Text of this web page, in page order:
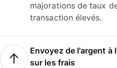
majorations de taux
transaction élevés.
Envoyez de l'argent à
sur les frais